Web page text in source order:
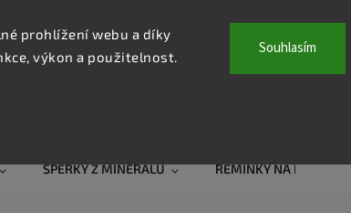
prohlížení webu a díky
výkon a použitelnost.
Souhlasím
ČASTO
ŠPERKY Z MINERÁLŮ ŘEMÍNKY NA HODINKY